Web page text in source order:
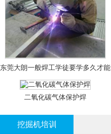
东莞大朗一般焊工学徒要学多久才能
拿证？
二氧化碳气体保护焊
挖掘机培训